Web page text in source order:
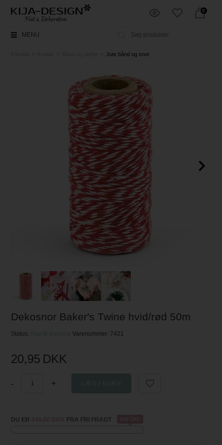
0
MENU
Jute bånd og snor
Dekosnor Baker's Twine hvid/rød 50m
Status: Klar til leveringVarenummer: 7421
20,95 DKK
- +
DU ER FRA FRI FRAGT